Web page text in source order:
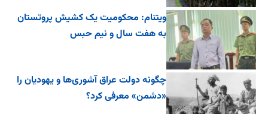
ویتنام: محکومیت یک کشیش پروتستان
به هفت سال و نیم حبس
چگونه دولت عراق آشوری‌ها و یهودیان را
«دشمن» معرفی کرد؟